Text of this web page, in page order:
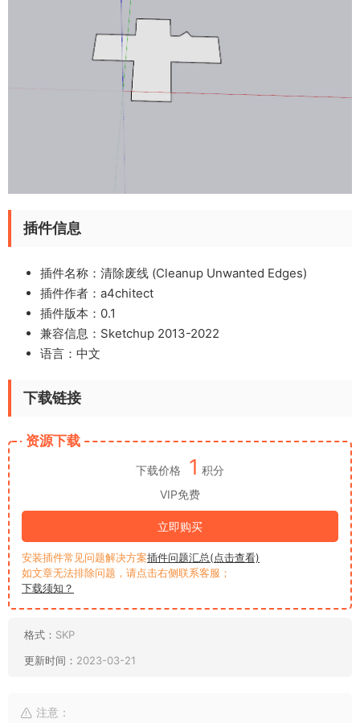
插件信息
插件名称：清除废线 (Cleanup Unwanted Edges)
插件作者：a4chitect
插件版本：0.1
兼容信息：Sketchup 2013-2022
语言：中文
下载链接
资源下载
下载价格 1 积分
VIP免费
立即购买
安装插件常见问题解决方案插件问题汇总(点击查看)
如文章无法排除问题，请点击右侧联系客服；
下载须知？
格式： SKP
更新时间： 2023-03-21
注意：